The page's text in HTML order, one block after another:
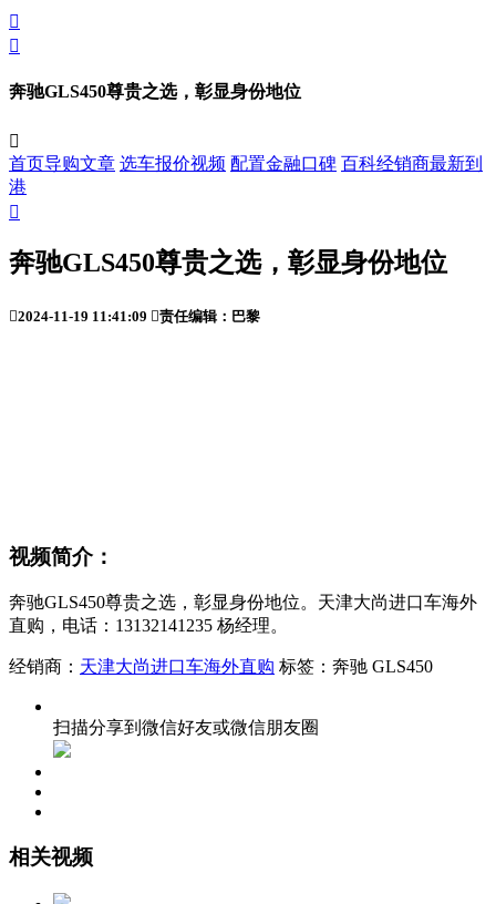


奔驰GLS450尊贵之选，彰显身份地位

首页导购文章 选车报价视频 配置金融口碑 百科经销商最新到
港

奔驰GLS450尊贵之选，彰显身份地位
2024-11-19 11:41:09 责任编辑：巴黎
视频简介：
奔驰GLS450尊贵之选，彰显身份地位。天津大尚进口车海外
直购，电话：13132141235 杨经理。
经销商： 天津大尚进口车海外直购 标签：奔驰 GLS450
扫描分享到微信好友或微信朋友圈
相关视频